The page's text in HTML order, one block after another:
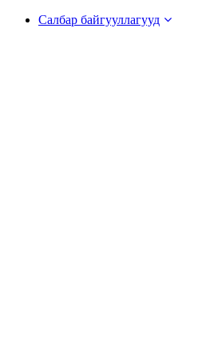
Салбар байгууллагууд